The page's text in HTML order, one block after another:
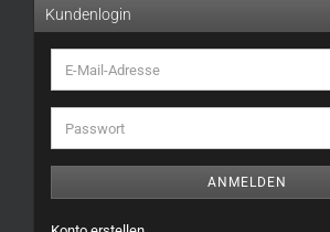
Kundenlogin
E-
Mail-
Adresse
Passwort
ANMELDEN